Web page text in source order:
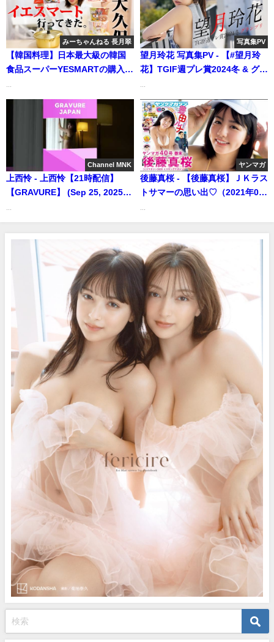
みーちゃんねる 長月翠
【韓国料理】日本最大級の韓国
食品スーパーYESMARTの購入品
と冷麺作ってみた🔥 | みーちゃん
ねる 長月翠さんより
写真集PV
望月玲花 写真集PV - 【#望月玲
花】TGIF週プレ賞2024冬 & グラ
――Reika Mochizuki（2024年
02月27日） | 週プレ
Channel【集英社 週刊プレイボ
ーイ公式】さんより
Channel MNK
上西怜 - 上西怜【21時配信】
【GRAVURE】 (Sep 25, 2025) |
ヤンマガ
後藤真桜 - 【後藤真桜】ＪＫラス
トサマーの思い出♡（2021年08